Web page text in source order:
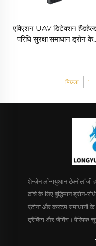
एविएशन UAV डिटेक्शन
परिधि सुरक्षा समाधान ड्रोन के
पिछला 1
शेन्ज़ेन लॉन्गयुआन टेक्नोलॉजी
ढांचे के लिए बुद्धिमान ड्रोन-
एंटीना और कस्टम समाधानों
ट्रैकिंग और जैमिंग। वैश्विक